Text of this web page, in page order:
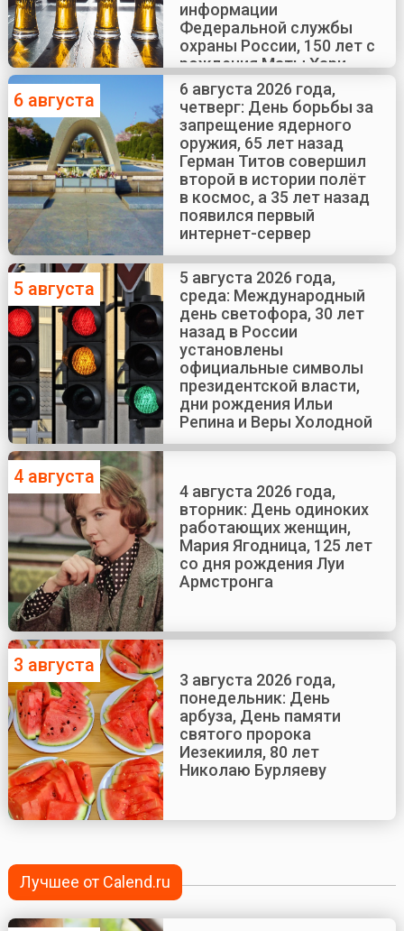
информации
Федеральной службы
охраны России, 150 лет с
рождения Маты Хари
6 августа
6 августа 2026 года,
четверг: День борьбы за
запрещение ядерного
оружия, 65 лет назад
Герман Титов совершил
второй в истории полёт
в космос, а 35 лет назад
появился первый
интернет-сервер
5 августа
5 августа 2026 года,
среда: Международный
день светофора, 30 лет
назад в России
установлены
официальные символы
президентской власти,
дни рождения Ильи
Репина и Веры Холодной
4 августа
4 августа 2026 года,
вторник: День одиноких
работающих женщин,
Мария Ягодница, 125 лет
со дня рождения Луи
Армстронга
3 августа
3 августа 2026 года,
понедельник: День
арбуза, День памяти
святого пророка
Иезекииля, 80 лет
Николаю Бурляеву
Лучшее от Calend.ru